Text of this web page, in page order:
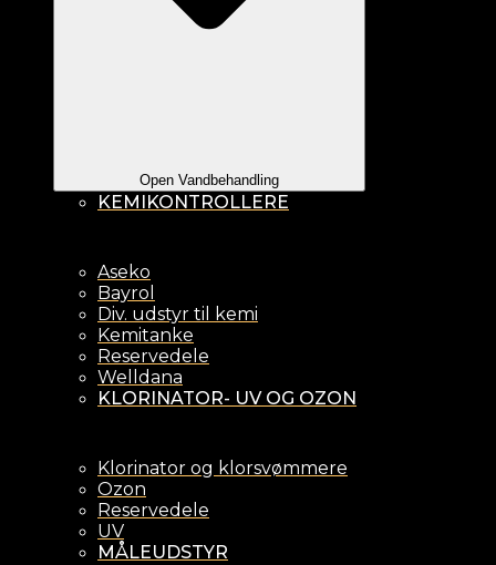
Open Vandbehandling
KEMIKONTROLLERE
Aseko
Bayrol
Div. udstyr til kemi
Kemitanke
Reservedele
Welldana
KLORINATOR- UV OG OZON
Klorinator og klorsvømmere
Ozon
Reservedele
UV
MÅLEUDSTYR